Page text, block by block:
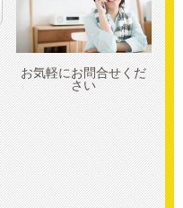
お気軽にお問合せくだ
さい